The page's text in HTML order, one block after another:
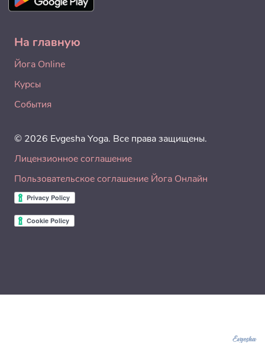
На главную
Йога Online
Курсы
События
© 2026 Evgesha Yoga. Все права защищены.
Лицензионное соглашение
Пользовательское соглашение Йога Онлайн